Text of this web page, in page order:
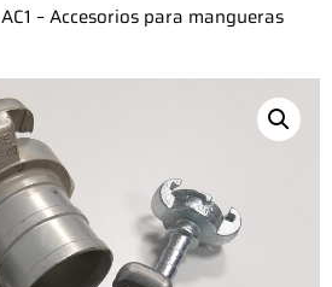
AC1 – Accesorios para mangueras